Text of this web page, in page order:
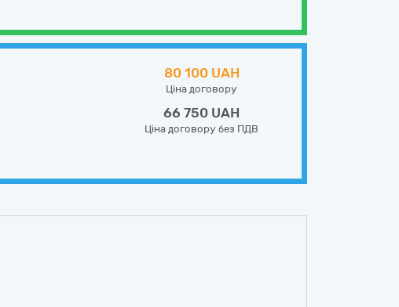
80 100 UAH
Ціна договору
66 750 UAH
Ціна договору без ПДВ